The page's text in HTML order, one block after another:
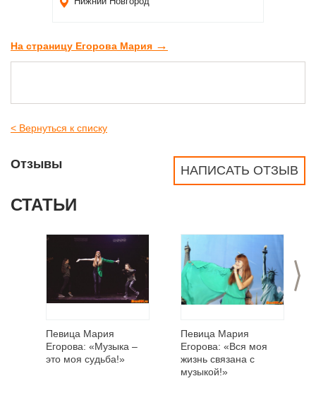
На страницу Егорова Мария →
< Вернуться к списку
НАПИСАТЬ ОТЗЫВ
Отзывы
СТАТЬИ
>
Певица Мария
Егорова: «Музыка –
это моя судьба!»
Певица Мария
Егорова: «Вся моя
жизнь связана с
музыкой!»